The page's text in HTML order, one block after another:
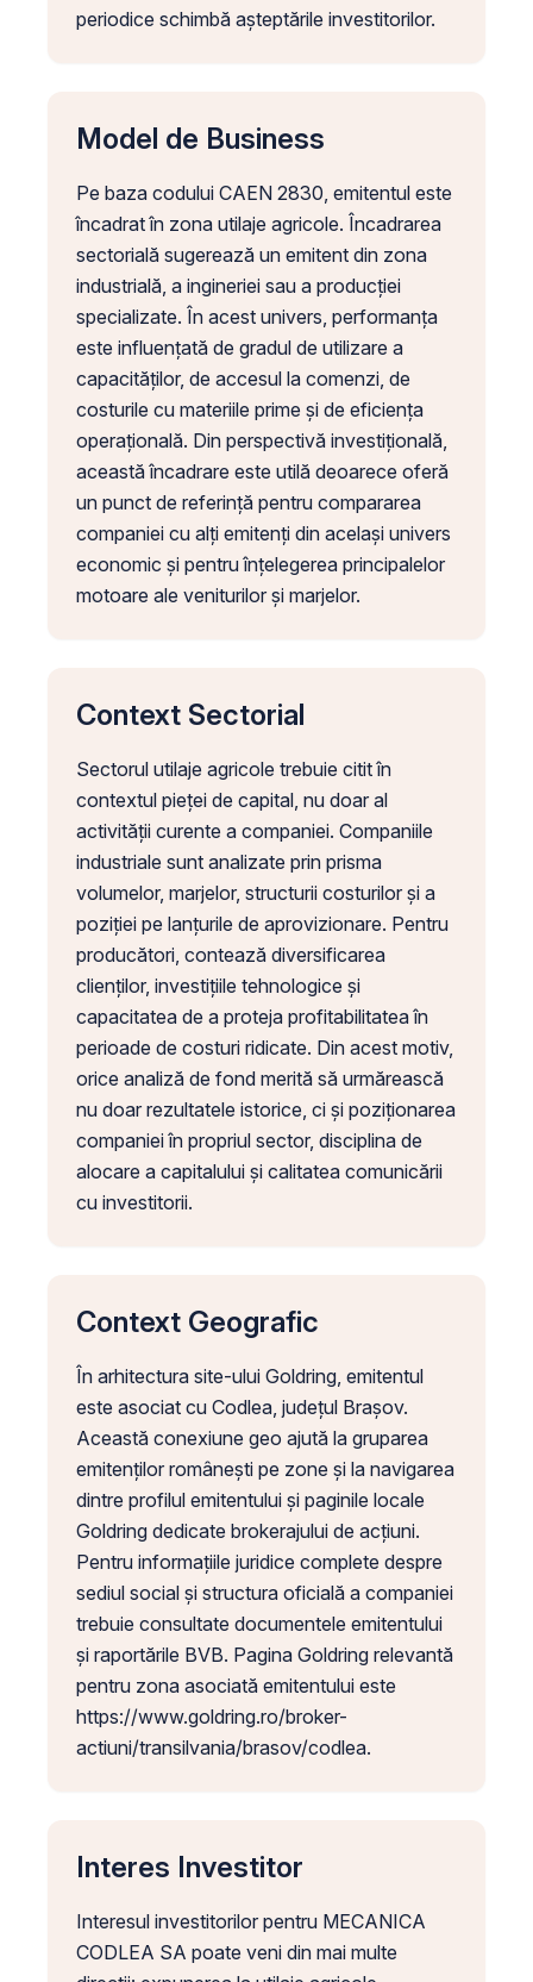
periodice schimbă așteptările investitorilor.
Model de Business
Pe baza codului CAEN 2830, emitentul este
încadrat în zona utilaje agricole. Încadrarea
sectorială sugerează un emitent din zona
industrială, a ingineriei sau a producției
specializate. În acest univers, performanța
este influențată de gradul de utilizare a
capacităților, de accesul la comenzi, de
costurile cu materiile prime și de eficiența
operațională. Din perspectivă investițională,
această încadrare este utilă deoarece oferă
un punct de referință pentru compararea
companiei cu alți emitenți din același univers
economic și pentru înțelegerea principalelor
motoare ale veniturilor și marjelor.
Context Sectorial
Sectorul utilaje agricole trebuie citit în
contextul pieței de capital, nu doar al
activității curente a companiei. Companiile
industriale sunt analizate prin prisma
volumelor, marjelor, structurii costurilor și a
poziției pe lanțurile de aprovizionare. Pentru
producători, contează diversificarea
clienților, investițiile tehnologice și
capacitatea de a proteja profitabilitatea în
perioade de costuri ridicate. Din acest motiv,
orice analiză de fond merită să urmărească
nu doar rezultatele istorice, ci și poziționarea
companiei în propriul sector, disciplina de
alocare a capitalului și calitatea comunicării
cu investitorii.
Context Geografic
În arhitectura site-ului Goldring, emitentul
este asociat cu Codlea, județul Brașov.
Această conexiune geo ajută la gruparea
emitenților românești pe zone și la navigarea
dintre profilul emitentului și paginile locale
Goldring dedicate brokerajului de acțiuni.
Pentru informațiile juridice complete despre
sediul social și structura oficială a companiei
trebuie consultate documentele emitentului
și raportările BVB. Pagina Goldring relevantă
pentru zona asociată emitentului este
https://www.goldring.ro/broker-
actiuni/transilvania/brasov/codlea.
Interes Investitor
Interesul investitorilor pentru MECANICA
CODLEA SA poate veni din mai multe